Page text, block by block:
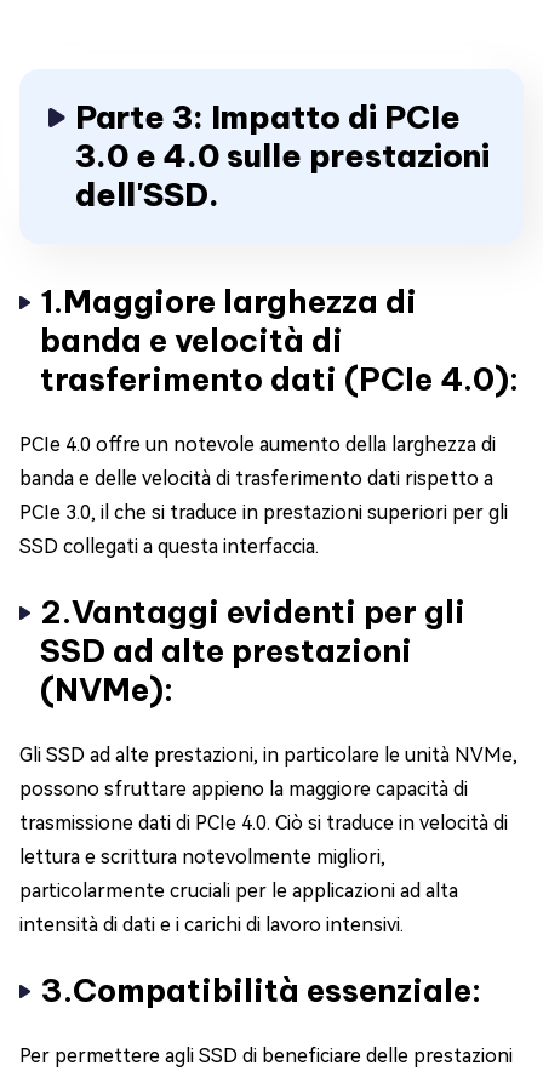
Parte 3: Impatto di PCIe
3.0 e 4.0 sulle prestazioni
dell'SSD.
1.Maggiore larghezza di
banda e velocità di
trasferimento dati (PCIe 4.0):
PCIe 4.0 offre un notevole aumento della larghezza di
banda e delle velocità di trasferimento dati rispetto a
PCIe 3.0, il che si traduce in prestazioni superiori per gli
SSD collegati a questa interfaccia.
2.Vantaggi evidenti per gli
SSD ad alte prestazioni
(NVMe):
Gli SSD ad alte prestazioni, in particolare le unità NVMe,
possono sfruttare appieno la maggiore capacità di
trasmissione dati di PCIe 4.0. Ciò si traduce in velocità di
lettura e scrittura notevolmente migliori,
particolarmente cruciali per le applicazioni ad alta
intensità di dati e i carichi di lavoro intensivi.
3.Compatibilità essenziale:
Per permettere agli SSD di beneficiare delle prestazioni